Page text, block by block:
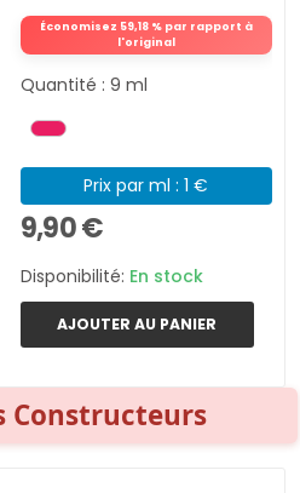
Économisez 59,18 % par rapport à
l'original
Quantité : 9 ml
Prix par ml : 1 €
9,90 €
Disponibilité: En stock
AJOUTER AU PANIER
Constructeurs